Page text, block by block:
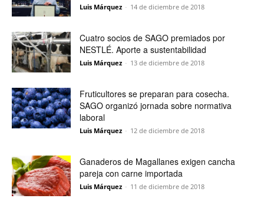
Luis Márquez - 14 de diciembre de 2018
Cuatro socios de SAGO premiados por
NESTLÉ. Aporte a sustentabilidad
Luis Márquez - 13 de diciembre de 2018
Fruticultores se preparan para cosecha.
SAGO organizó jornada sobre normativa
laboral
Luis Márquez - 12 de diciembre de 2018
Ganaderos de Magallanes exigen cancha
pareja con carne importada
Luis Márquez - 11 de diciembre de 2018